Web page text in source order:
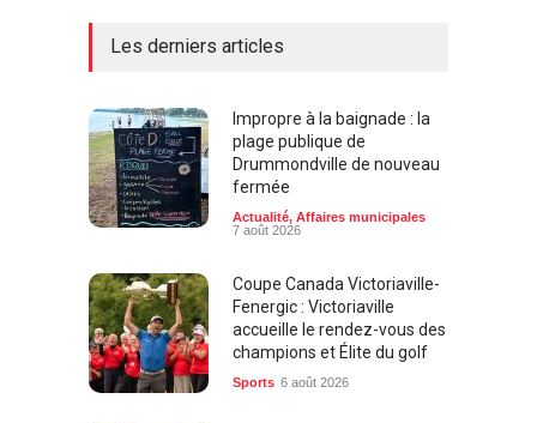
Les derniers articles
Impropre à la baignade : la
plage publique de
Drummondville de nouveau
fermée
Actualité, Affaires municipales
7 août 2026
Coupe Canada Victoriaville-
Fenergic : Victoriaville
accueille le rendez-vous des
champions et Élite du golf
Sports 6 août 2026